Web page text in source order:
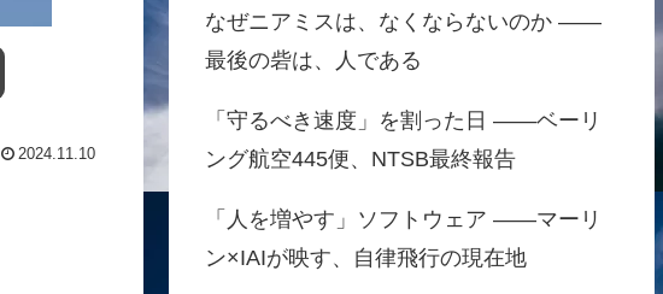
2024.11.10
なぜニアミスは、なくならないのか ——
最後の砦は、人である
「守るべき速度」を割った日 ——ベーリ
ング航空445便、NTSB最終報告
「人を増やす」ソフトウェア ——マーリ
ン×IAIが映す、自律飛行の現在地